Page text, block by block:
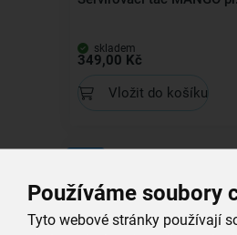
Používáme soubory
Tyto webové stránky používají
skladem
349,00 Kč
Vložit do košíku